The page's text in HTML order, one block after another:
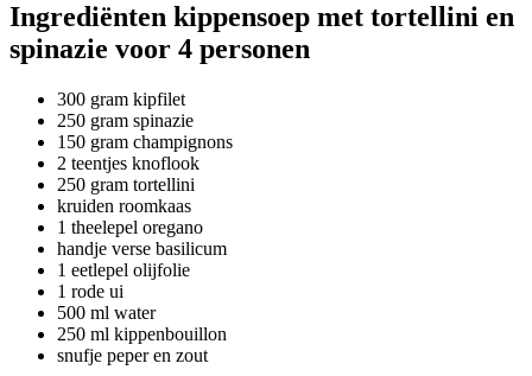
Ingrediënten kippensoep met tortellini en
spinazie voor 4 personen
300 gram kipfilet
250 gram spinazie
150 gram champignons
2 teentjes knoflook
250 gram tortellini
kruiden roomkaas
1 theelepel oregano
handje verse basilicum
1 eetlepel olijfolie
1 rode ui
500 ml water
250 ml kippenbouillon
snufje peper en zout